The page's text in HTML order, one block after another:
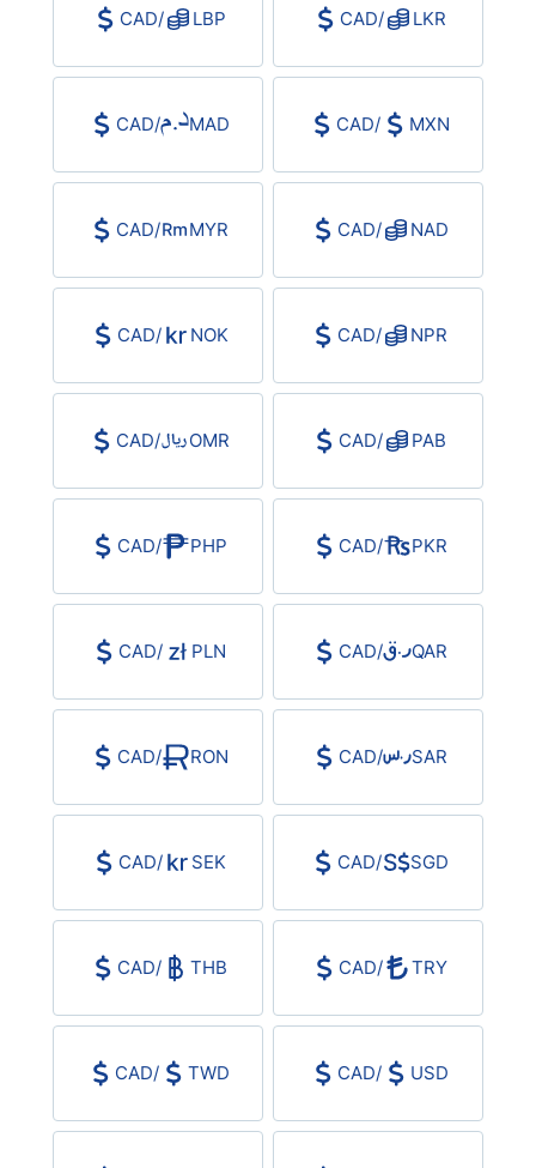
CAD/ LBP CAD/ LKR
CAD/ MAD CAD/ MXN
CAD/ MYR CAD/ NAD
CAD/ NOK CAD/ NPR
CAD/ OMR CAD/ PAB
CAD/ PHP CAD/ PKR
CAD/ PLN CAD/ QAR
CAD/ RON CAD/ SAR
CAD/ SEK CAD/ SGD
CAD/ THB CAD/ TRY
CAD/ TWD CAD/ USD